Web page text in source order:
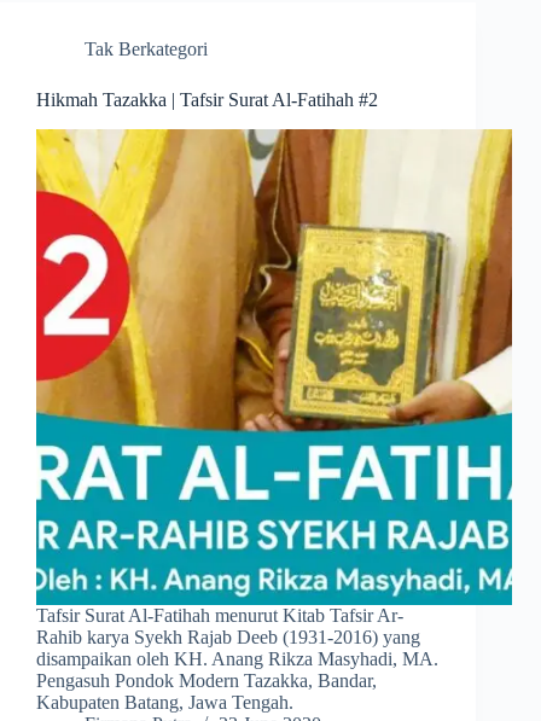
Tak Berkategori
Hikmah Tazakka | Tafsir Surat Al-Fatihah #2
Tafsir Surat Al-Fatihah menurut Kitab Tafsir Ar-
Rahib karya Syekh Rajab Deeb (1931-2016) yang
disampaikan oleh KH. Anang Rikza Masyhadi, MA.
Pengasuh Pondok Modern Tazakka, Bandar,
Kabupaten Batang, Jawa Tengah.